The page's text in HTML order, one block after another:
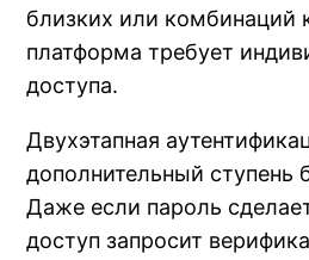
близких или комбинаций
платформа требует
доступа.
Двухэтапная
дополнительный ступень
Даже если пароль
доступ запросит